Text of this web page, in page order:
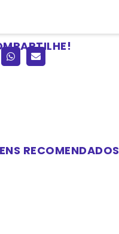
RECOMENDADOS